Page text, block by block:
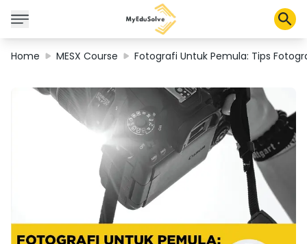
Solusi Perusahaan
Sertifikasi
Home MESX Course Fotografi Untuk Pemula: Tips